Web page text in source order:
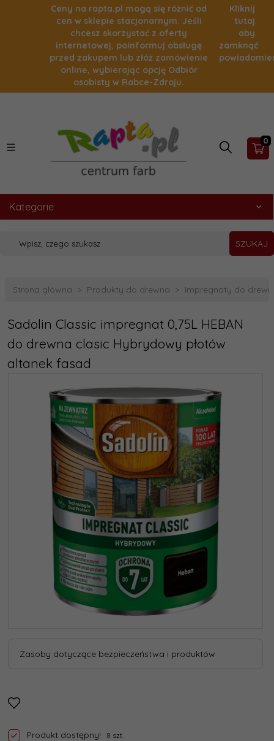
Ceny na rapta.pl mogą się różnić od
cen w sklepie stacjonarnym. Jeśli
chcesz skorzystać z oferty
internetowej, poinformuj obsługę
przed zakupem lub złóż zamówienie
online, wybierając opcję Odbiór
osobisty w Rabce-Zdroju.
Kliknij
tutaj
aby
zamknąć
0
Kategorie
SZUKAJ
Strona główna Produkty do drewna Impregnaty do
Sadolin Classic impregnat 0,75L HEBAN
do drewna clasic Hybrydowy płotów
altanek fasad
Zasoby dotyczące bezpieczeństwa i produktów
Produkt dostępny! 8 szt.